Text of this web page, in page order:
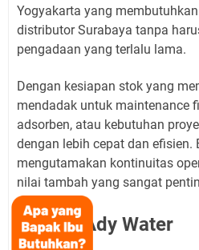
Yogyakarta yang
distributor Surabaya tanpa
pengadaan yang terlalu lama.
Dengan kesiapan stok yang
mendadak untuk maintenance
adsorben, atau kebutuhan
dengan lebih cepat dan efisien.
mengutamakan kontinuitas
nilai tambah yang sangat
Alamat Ady Water